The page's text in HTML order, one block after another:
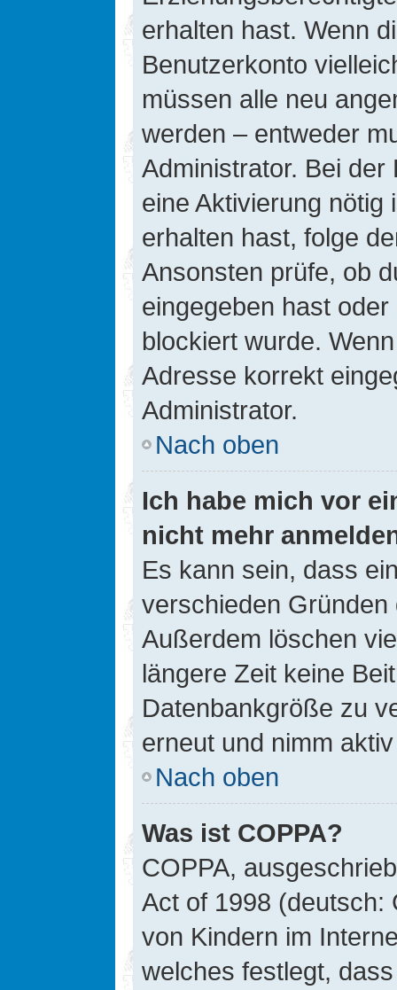
erhalten hast. Wenn
Benutzerkonto
müssen alle neu
werden – entweder
Administrator. Bei
eine Aktivierung nötig
erhalten hast, folge
Ansonsten prüfe, ob
eingegeben hast
blockiert wurde.
Adresse korrekt
Administrator.
Nach oben
Ich habe mich vor
nicht mehr
Es kann sein, dass
verschieden
Außerdem löschen
längere Zeit keine
Datenbankgröße zu
erneut und nimm
Nach oben
Was ist COPPA?
COPPA,
Act of 1998 (deutsch:
von Kindern im
welches festlegt,